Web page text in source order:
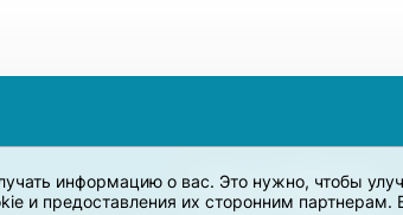
информацию о вас. Это нужно, чтобы
и предоставления их сторонним партнерам.